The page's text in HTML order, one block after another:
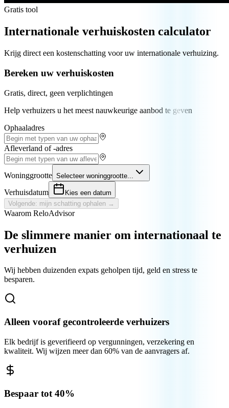
Gratis tool
Internationale verhuiskosten calculator
Krijg direct een kostenschatting voor uw internationale verhuizing.
Bereken uw verhuiskosten
Gratis, direct, geen verplichtingen
Help verhuizers u het meest nauwkeurige aanbod te geven
Ophaaladres
Afleverland of -adres
Woninggrootte Selecteer woninggrootte...
Verhuisdatum
Kies een datum
Volgende: mijn schatting ophalen →
Waarom ReloAdvisor
De slimmere manier om internationaal te
verhuizen
Wij hebben duizenden expats geholpen tijd, geld en stress te
besparen.
Alleen vooraf gecontroleerde verhuizers
Elk bedrijf is geverifieerd op vergunningen, verzekering en
kwaliteit. Wij wijzen meer dan 60% van de aanvragers af.
Bespaar tot 40%